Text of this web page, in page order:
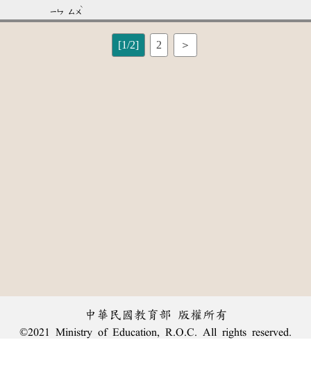
ㄧㄣ ㄙㄨ
ˋ
[1/2] 2 ＞
中華民國教育部 版權所有
©2021 Ministry of Education, R.O.C. All rights reserved.